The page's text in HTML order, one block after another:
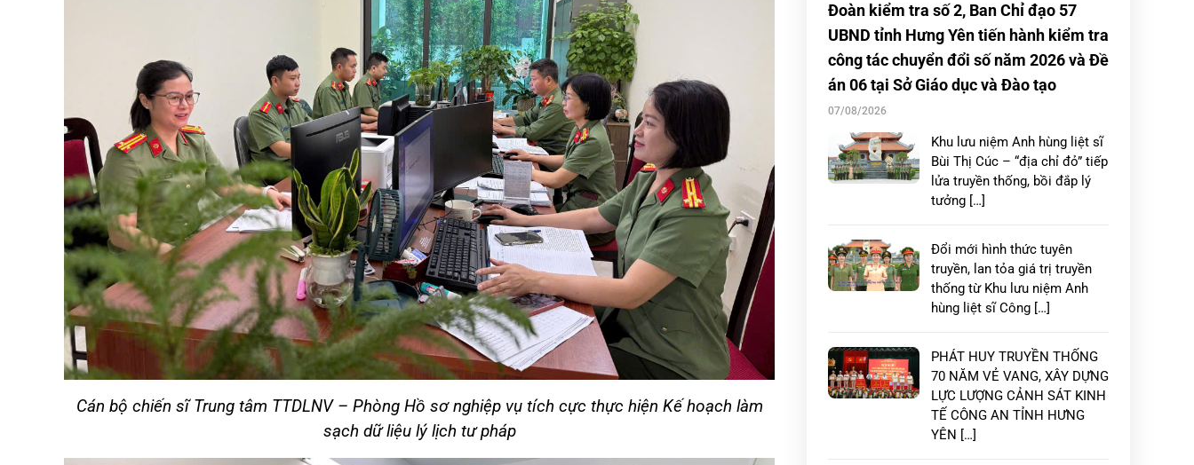
Cán bộ chiến sĩ Trung tâm TTDLNV – Phòng Hồ sơ nghiệp vụ tích cực thực hiện Kế hoạch làm
sạch dữ liệu lý lịch tư pháp
Đoàn kiểm tra số 2, Ban Chỉ đạo 57
UBND tỉnh Hưng Yên tiến hành kiểm tra
công tác chuyển đổi số năm 2026 và Đề
án 06 tại Sở Giáo dục và Đào tạo
07/08/2026
Khu lưu niệm Anh hùng liệt sĩ
Bùi Thị Cúc – “địa chỉ đỏ” tiếp
lửa truyền thống, bồi đắp lý
tưởng […]
Đổi mới hình thức tuyên
truyền, lan tỏa giá trị truyền
thống từ Khu lưu niệm Anh
hùng liệt sĩ Công […]
PHÁT HUY TRUYỀN THỐNG
70 NĂM VẺ VANG, XÂY DỰNG
LỰC LƯỢNG CẢNH SÁT KINH
TẾ CÔNG AN TỈNH HƯNG
YÊN […]